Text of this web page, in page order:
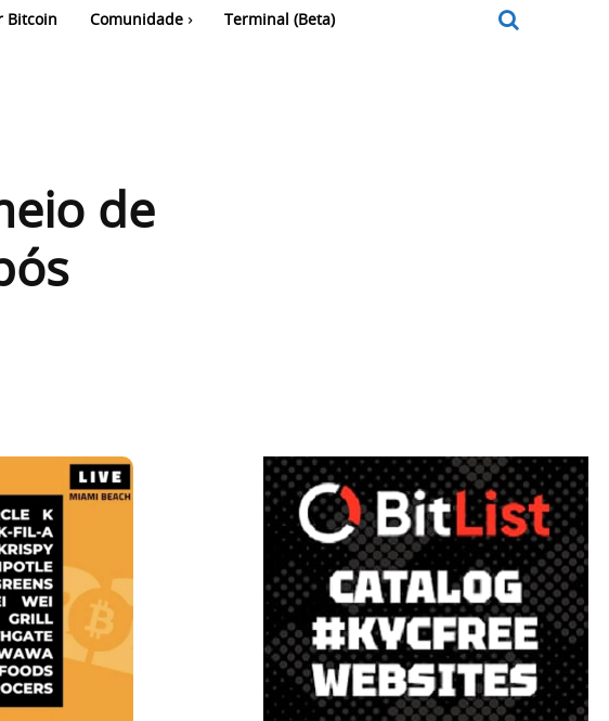
Bitcoin Comunidade Terminal (Beta)
de